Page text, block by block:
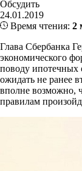
Обсудить
24.01.2019
Время чтения: 2
Глава Сбербанка
экономического
поводу ипотечных
ожидать не ранее
вполне возможно,
правилам